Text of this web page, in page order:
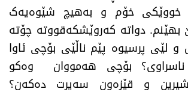
خووێکی خۆم و بەهیچ شێوەیەک
بهێنم. دواتە کەروێشکەقووتە چۆتە
لێی پرسیوە پێم ناڵێی بۆچی ئاوا
بۆچی هەمووان وەکو
و قێزەون سەیرت دەکەن؟